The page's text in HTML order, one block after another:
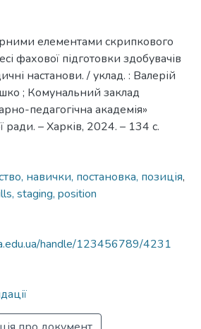
елементами скрипкового
фахової підготовки здобувачів
настанови. / уклад. : Валерій
; Комунальний заклад
педагогічна академія»
ради. – Харків, 2024. – 134 с.
навички, постановка, позиція,
staging, position
handle/123456789/4231